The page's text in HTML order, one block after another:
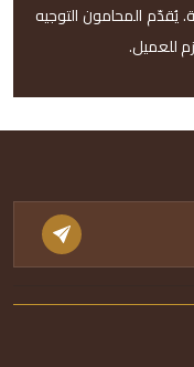
يُقدّم المحامون التوجيه
للعميل.